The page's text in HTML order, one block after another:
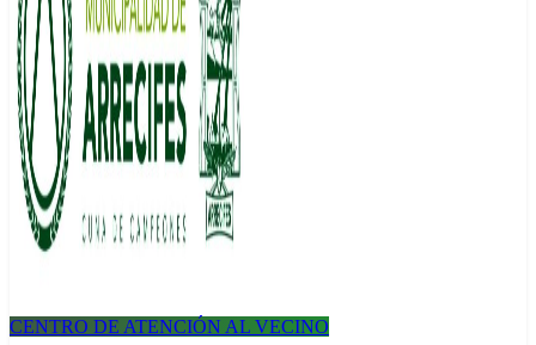
CENTRO DE ATENCIÓN AL VECINO